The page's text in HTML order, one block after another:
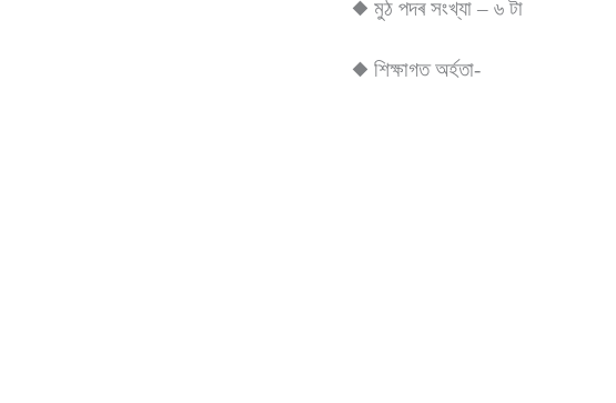
◆ মুঠ পদৰ সংখ্যা – ৬ টা
◆ শিক্ষাগত অৰ্হতা-